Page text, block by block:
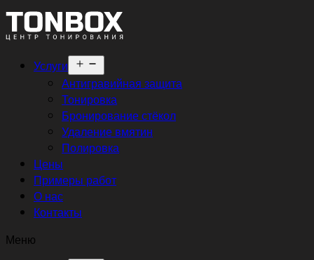
Услуги
меню
Антигравийная защита
Тонировка
Бронирование стёкол
Удаление вмятин
Полировка
Цены
Примеры работ
О нас
Контакты
Меню